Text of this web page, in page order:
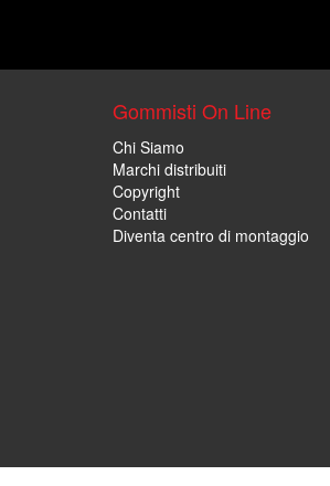
Gommisti On Line
Chi Siamo
Marchi distribuiti
Copyright
Contatti
Diventa centro di montaggio